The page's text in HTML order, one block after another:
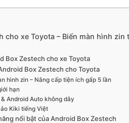
cho xe Toyota – Biến màn hình
Box Zestech cho xe Toyota
Box Zestech cho Toyota
hình zin – Nâng cấp tiện ích gấp 5 lần
hạn
& Android Auto không dây
Kiki tiếng Việt
nổi bật của Android Box Zestech